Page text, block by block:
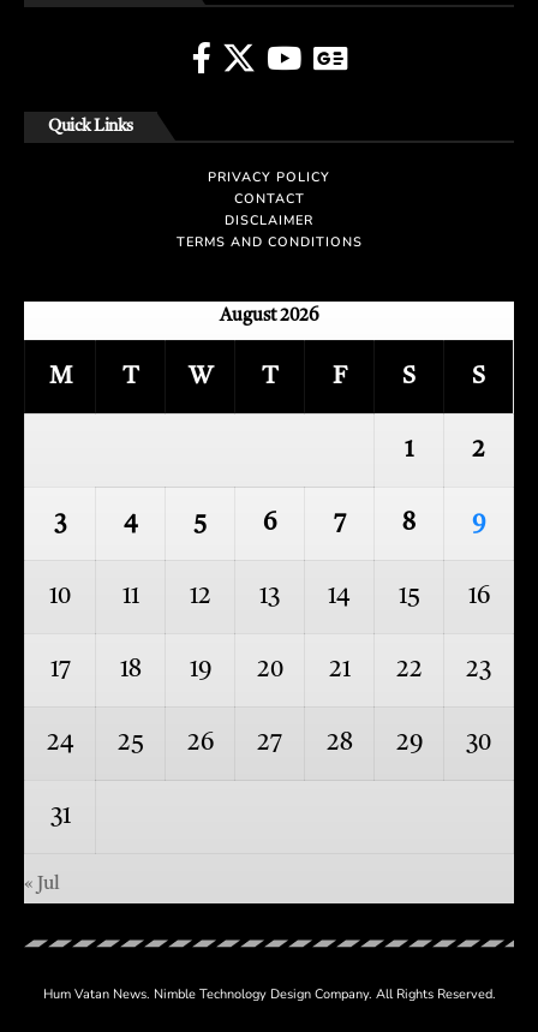
Quick Links
PRIVACY POLICY
CONTACT
DISCLAIMER
TERMS AND CONDITIONS
August 2026
M T W T F S S
1 2
3 4 5 6 7 8 9
10 11 12 13 14 15 16
17 18 19 20 21 22 23
24 25 26 27 28 29 30
31
« Jul
Hum Vatan News. Nimble TechnologyDesign Company. All Rights Reserved.